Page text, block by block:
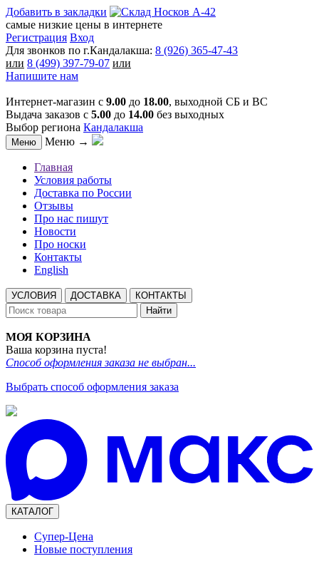
Добавить в закладки
самые низкие цены в интернете
Регистрация Вход
Для звонков по г.Кандалакша: 8 (926) 365-47-43
или 8 (499) 397-79-07 или
Напишите нам
Интернет-магазин с 9.00 до 18.00, выходной СБ и ВС
Выдача заказов с 5.00 до 14.00 без выходных
Выбор региона Кандалакша
Меню Меню →
Главная
Условия работы
Доставка по России
Отзывы
Про нас пишут
Новости
Про носки
Контакты
English
УСЛОВИЯ ДОСТАВКА
КОНТАКТЫ
Найти
МОЯ КОРЗИНА
Ваша корзина пуста!
Способ оформления заказа не выбран...
Выбрать способ оформления заказа
КАТАЛОГ
Супер-Цена
Новые поступления